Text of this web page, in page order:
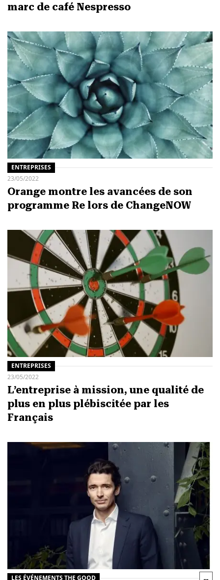
marc de café Nespresso
ENTREPRISES
23/05/2022
Orange montre les avancées de son
programme Re lors de ChangeNOW
ENTREPRISES
23/05/2022
L’entreprise à mission, une qualité de
plus en plus plébiscitée par les
Français
LES ÉVÉNEMENTS THE GOOD